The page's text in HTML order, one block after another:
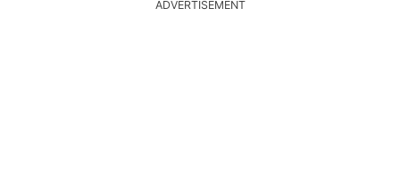
ADVERTISEMENT